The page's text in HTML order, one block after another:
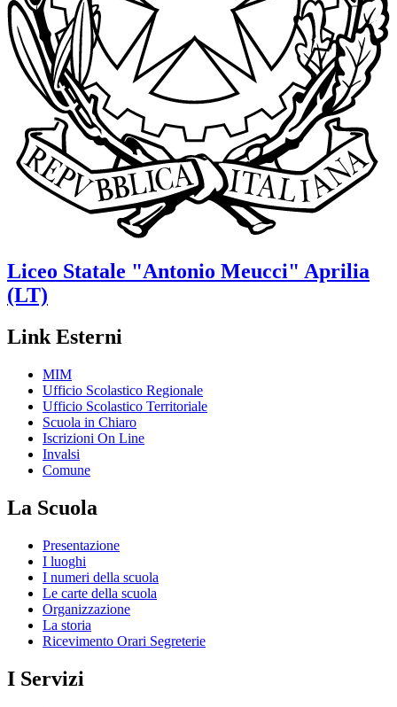
Liceo Statale "Antonio Meucci" Aprilia
(LT)
Link Esterni
MIM
Ufficio Scolastico Regionale
Ufficio Scolastico Territoriale
Scuola in Chiaro
Iscrizioni On Line
Invalsi
Comune
La Scuola
Presentazione
I luoghi
I numeri della scuola
Le carte della scuola
Organizzazione
La storia
Ricevimento Orari Segreterie
I Servizi